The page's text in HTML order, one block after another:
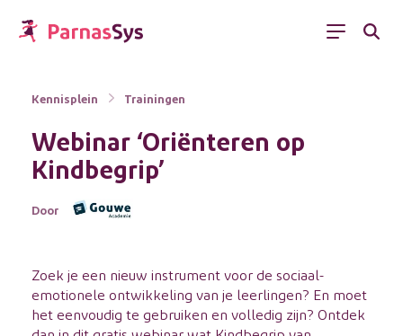
Kennisplein Trainingen
Webinar ‘Oriënteren op
Kindbegrip’
Door
Zoek je een nieuw instrument voor de sociaal-
emotionele ontwikkeling van je leerlingen? En moet
het eenvoudig te gebruiken en volledig zijn? Ontdek